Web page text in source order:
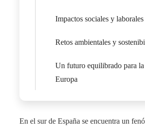
Impactos sociales y laborales
Retos ambientales y
Un futuro equilibrado para la
Europa
En el sur de España se encuentra un